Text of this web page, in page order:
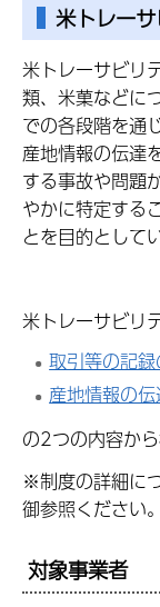
米トレー
米トレーサビリ
類、米菓などに
での各段階を通
産地情報の伝達
する事故や問題
やかに特定する
とを目的として
米トレーサビリ
取引等の記
産地情報の
の2つの内容か
※制度の詳細に
御参照ください。
対象事業者